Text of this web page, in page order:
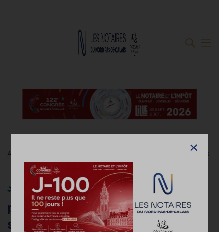
Accueil
Travaux réalisés par les propriétaires eux-mêmes : focus sur les
garanties du « vendeur bricoleur »
Travaux réalisés par les
propriétaires eux-mêmes : focus
sur les garanties du « vendeur